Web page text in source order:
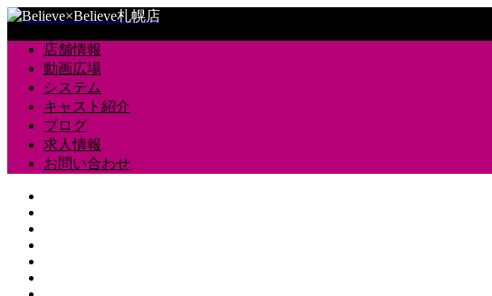
店舗情報
動画広場
システム
キャスト紹介
ブログ
求人情報
お問い合わせ